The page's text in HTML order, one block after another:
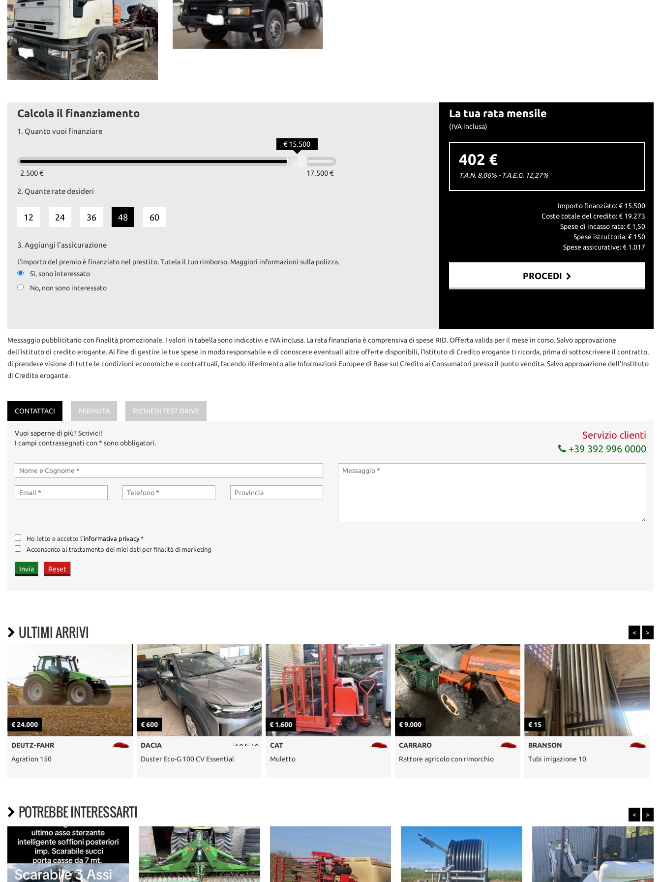
Calcola il finanziamento
1. Quanto vuoi finanziare
2.500 € 17.500 €
€ 15.500
2. Quante rate desideri
12 24 36 48 60
3. Aggiungi l'assicurazione
L'importo del premio è finanziato nel prestito. Tutela il tuo rimborso. Maggiori informazioni sulla polizza.
Si, sono interessato
No, non sono interessato
La tua rata mensile
(IVA inclusa)
402 €
T.A.N. 8,06% - T.A.E.G. 12,27%
Importo finanziato: € 15.500
Costo totale del credito: € 19.273
Spese di incasso rata: € 1,50
Spese istruttoria: € 150
Spese assicurative: € 1.017
PROCEDI
Messaggio pubblicitario con finalità promozionale. I valori in tabella sono indicativi e IVA inclusa. La rata finanziaria è comprensiva di spese RID. Offerta valida per il mese in corso. Salvo approvazione
dell'istituto di credito erogante. Al fine di gestire le tue spese in modo responsabile e di conoscere eventuali altre offerte disponibili, l'Istituto di Credito erogante ti ricorda, prima di sottoscrivere il contratto,
di prendere visione di tutte le condizioni economiche e contrattuali, facendo riferimento alle Informazioni Europee di Base sul Credito ai Consumatori presso il punto vendita. Salvo approvazione dell'Instituto
di Credito erogante.
CONTATTACI PERMUTA RICHIEDI TEST DRIVE
Vuoi saperne di più? Scrivici!
I campi contrassegnati con * sono obbligatori.
Servizio clienti
+39 392 996 0000
Ho letto e accetto l'informativa privacy*
Acconsento al trattamento dei miei dati per finalità di marketing
ULTIMI ARRIVI < >
€ 24.000
DEUTZ-FAHR
Agration 150
€ 600
DACIA
Duster Eco-G 100 CV Essential
€ 1.600
CAT
Muletto
€ 9.000
CARRARO
Rattore agricolo con rimorchio
€ 15
BRANSON
Tubi irrigazione 10
POTREBBE INTERESSARTI < >